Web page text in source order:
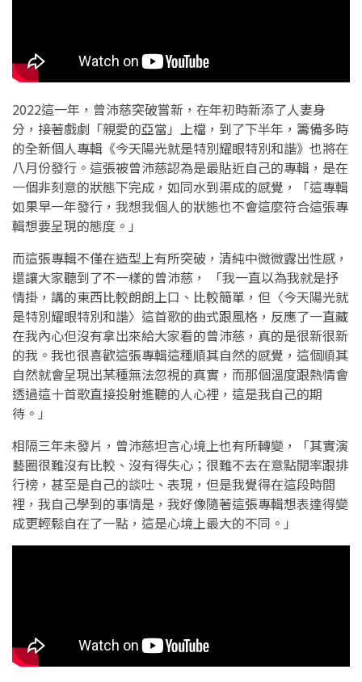
2022這一年，曾沛慈突破嘗新，在年初時新添了人妻身
分，接著戲劇「親愛的亞當」上檔，到了下半年，籌備多時
的全新個人專輯《今天陽光就是特別耀眼特別和諧》也將在
八月份發行。這張被曾沛慈認為是最貼近自己的專輯，是在
一個非刻意的狀態下完成，如同水到渠成的感覺，「這專輯
如果早一年發行，我想我個人的狀態也不會這麼符合這張專
輯想要呈現的態度。」
而這張專輯不僅在造型上有所突破，清純中微微露出性感，
還讓大家聽到了不一樣的曾沛慈， 「我一直以為我就是抒
情掛，講的東西比較朗朗上口、比較簡單，但〈今天陽光就
是特別耀眼特別和諧〉這首歌的曲式跟風格，反應了一直藏
在我內心但沒有拿出來給大家看的曾沛慈，真的是很新很新
的我。我也很喜歡這張專輯這種順其自然的感覺，這個順其
自然就會呈現出某種無法忽視的真實，而那個溫度跟熱情會
透過這十首歌直接投射進聽的人心裡，這是我自己的期
待。」
相隔三年未發片，曾沛慈坦言心境上也有所轉變，「其實演
藝圈很難沒有比較、沒有得失心；很難不去在意點閱率跟排
行榜，甚至是自己的談吐、表現，但是我覺得在這段時間
裡，我自己學到的事情是，我好像隨著這張專輯想表達得變
成更輕鬆自在了一點，這是心境上最大的不同。」